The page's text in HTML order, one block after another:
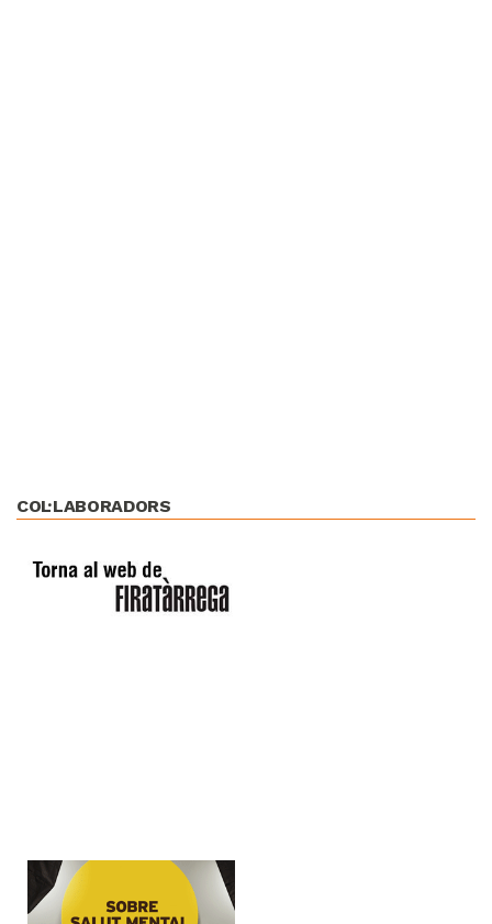
COL·LABORADORS